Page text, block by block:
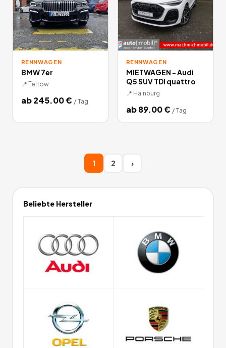
RENNWAGEN
BMW 7er
📍 Teltow
ab245.00€ / Tag
RENNWAGEN
MIETWAGEN - Audi
Q5 SUV TDI quattro
📍 Hainburg
ab89.00€ / Tag
1 2 ›
Beliebte Hersteller